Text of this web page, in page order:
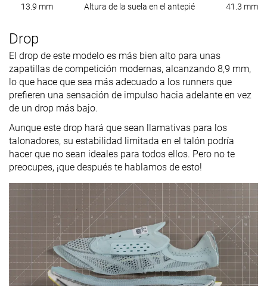
13.9 mm Altura de la suela en el antepié 41.3 mm
Drop
El drop de este modelo es más bien alto para unas
zapatillas de competición modernas, alcanzando 8,9 mm,
lo que hace que sea más adecuado a los runners que
prefieren una sensación de impulso hacia adelante en vez
de un drop más bajo.
Aunque este drop hará que sean llamativas para los
talonadores, su estabilidad limitada en el talón podría
hacer que no sean ideales para todos ellos. Pero no te
preocupes, ¡que después te hablamos de esto!